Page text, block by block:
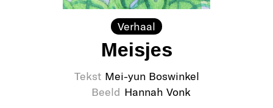
Verhaal
Meisjes
Tekst Mei-yun Boswinkel
Beeld Hannah Vonk